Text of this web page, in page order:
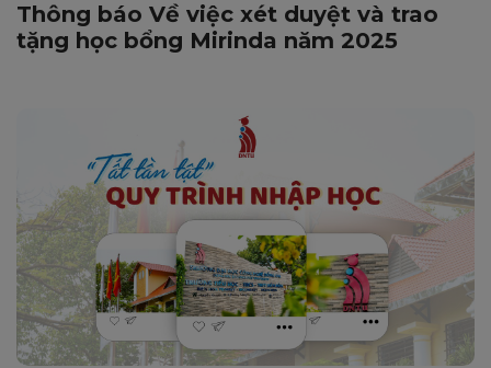
Thông báo Về việc xét duyệt và trao
tặng học bổng Mirinda năm 2025